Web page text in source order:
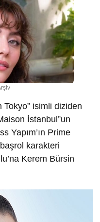
Tokyo” isimli diziden
İstanbul”un
Yapım’ın Prime
karakteri
Kerem Bürsin